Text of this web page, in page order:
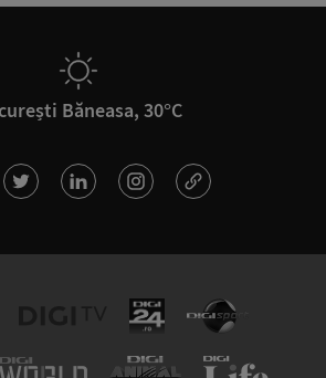
Băneasa, 30°C